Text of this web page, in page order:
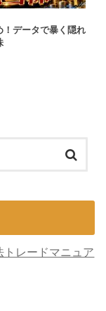
！データで暴く隠れ
レードマニュア